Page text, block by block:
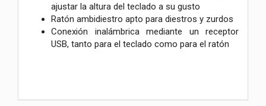
ajustar la altura del teclado a su gusto
Ratón ambidiestro apto para diestros y zurdos
Conexión inalámbrica mediante un receptor
USB, tanto para el teclado como para el ratón